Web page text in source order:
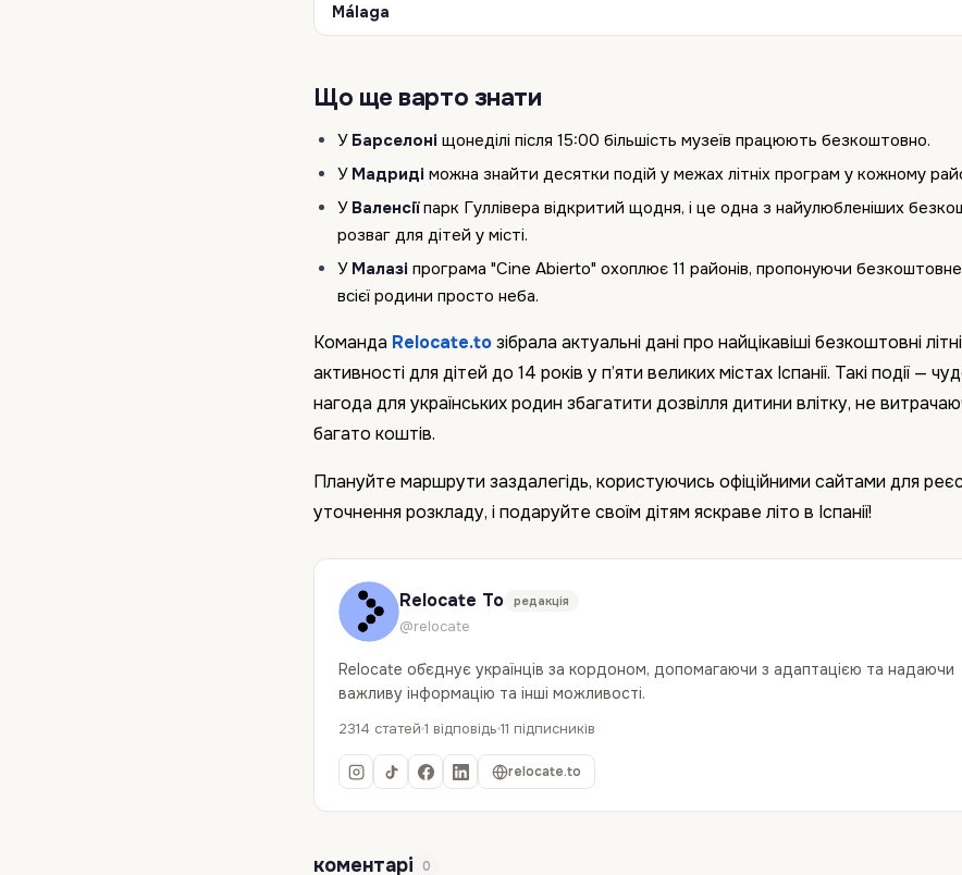
Málaga
Що ще варто знати
У Барселоні щонеділі після 15:00 більшість музеїв працюють безкоштовно.
УМадриді можна знайти десятки подій у межах літніх програм у кожному
У Валенсіїпарк Гуллівера відкритий щодня, і це одна з найулюбленіших
розваг для дітей у місті.
УМалазі програма "Cine Abierto" охоплює 11 районів, пропонуючи безкоштовне
всієї родини просто неба.
Команда Relocate.toзібрала актуальні дані про найцікавіші безкоштовні літні
активності для дітей до 14 років у п’яти великих містах Іспанії. Такі події —
нагода для українських родин збагатити дозвілля дитини влітку, не
багато коштів.
Плануйте маршрути заздалегідь, користуючись офіційними сайтами для
уточнення розкладу, і подаруйте своїм дітям яскраве літо в Іспанії!
Relocate To редакція
@relocate
Relocate об`єднує українців за кордоном, допомагаючи з адаптацією та надаючи
важливу інформацію та інші можливості.
2314 статей 1 відповідь 11 підписників
relocate.to
коментарі 0